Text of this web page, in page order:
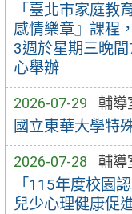
「臺北市家庭教
感情樂章』課程
3週於星期三晚
心舉辦
2026-07-29 輔導
國立東華大學特
2026-07-28 輔導
「115年度校園
兒少心理健康促